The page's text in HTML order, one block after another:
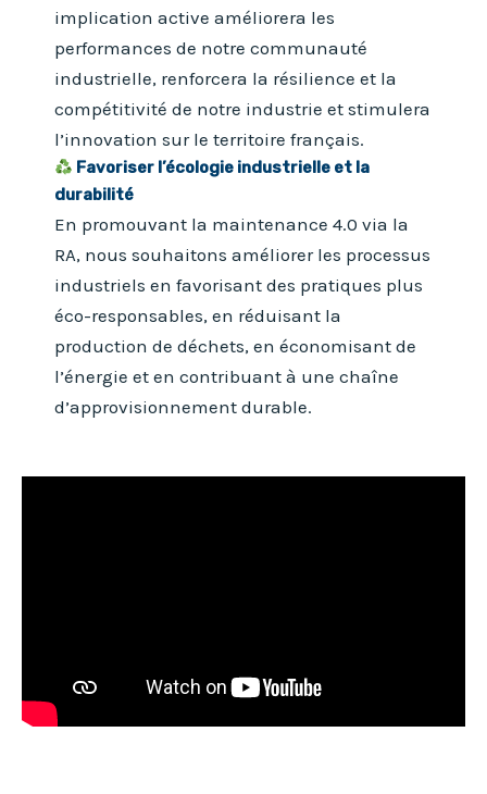
implication active améliorera les
performances de notre communauté
industrielle, renforcera la résilience et la
compétitivité de notre industrie et stimulera
l’innovation sur le territoire français.
Favoriser l’écologie industrielle et la
durabilité
En promouvant la maintenance 4.0 via la
RA, nous souhaitons améliorer les processus
industriels en favorisant des pratiques plus
éco-responsables, en réduisant la
production de déchets, en économisant de
l’énergie et en contribuant à une chaîne
d’approvisionnement durable.